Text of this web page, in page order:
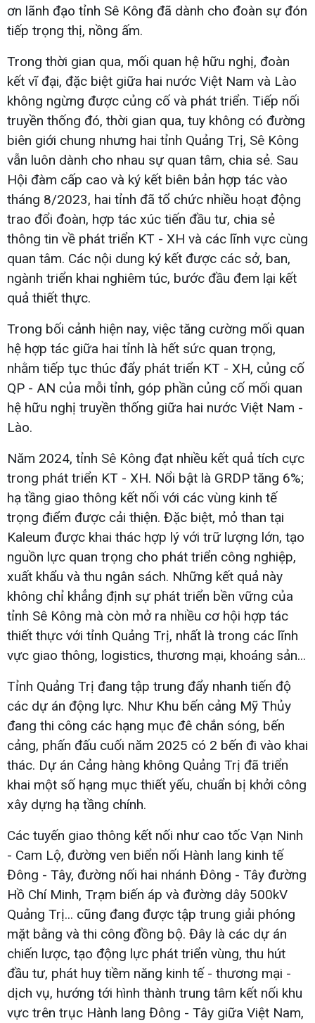
ơn lãnh đạo tỉnh Sê Kông đã dành cho đoàn sự đón
tiếp trọng thị, nồng ấm.
Trong thời gian qua, mối quan hệ hữu nghị, đoàn
kết vĩ đại, đặc biệt giữa hai nước Việt Nam và Lào
không ngừng được củng cố và phát triển. Tiếp nối
truyền thống đó, thời gian qua, tuy không có đường
biên giới chung nhưng hai tỉnh Quảng Trị, Sê Kông
vẫn luôn dành cho nhau sự quan tâm, chia sẻ. Sau
Hội đàm cấp cao và ký kết biên bản hợp tác vào
tháng 8/2023, hai tỉnh đã tổ chức nhiều hoạt động
trao đổi đoàn, hợp tác xúc tiến đầu tư, chia sẻ
thông tin về phát triển KT - XH và các lĩnh vực cùng
quan tâm. Các nội dung ký kết được các sở, ban,
ngành triển khai nghiêm túc, bước đầu đem lại kết
quả thiết thực.
Trong bối cảnh hiện nay, việc tăng cường mối quan
hệ hợp tác giữa hai tỉnh là hết sức quan trọng,
nhằm tiếp tục thúc đẩy phát triển KT - XH, củng cố
QP - AN của mỗi tỉnh, góp phần củng cố mối quan
hệ hữu nghị truyền thống giữa hai nước Việt Nam -
Lào.
Năm 2024, tỉnh Sê Kông đạt nhiều kết quả tích cực
trong phát triển KT - XH. Nổi bật là GRDP tăng 6%;
hạ tầng giao thông kết nối với các vùng kinh tế
trọng điểm được cải thiện. Đặc biệt, mỏ than tại
Kaleum được khai thác hợp lý với trữ lượng lớn, tạo
nguồn lực quan trọng cho phát triển công nghiệp,
xuất khẩu và thu ngân sách. Những kết quả này
không chỉ khẳng định sự phát triển bền vững của
tỉnh Sê Kông mà còn mở ra nhiều cơ hội hợp tác
thiết thực với tỉnh Quảng Trị, nhất là trong các lĩnh
vực giao thông, logistics, thương mại, khoáng sản...
Tỉnh Quảng Trị đang tập trung đẩy nhanh tiến độ
các dự án động lực. Như Khu bến cảng Mỹ Thủy
đang thi công các hạng mục đê chắn sóng, bến
cảng, phấn đấu cuối năm 2025 có 2 bến đi vào khai
thác. Dự án Cảng hàng không Quảng Trị đã triển
khai một số hạng mục thiết yếu, chuẩn bị khởi công
xây dựng hạ tầng chính.
Các tuyến giao thông kết nối như cao tốc Vạn Ninh
- Cam Lộ, đường ven biển nối Hành lang kinh tế
Đông - Tây, đường nối hai nhánh Đông - Tây đường
Hồ Chí Minh, Trạm biến áp và đường dây 500kV
Quảng Trị... cũng đang được tập trung giải phóng
mặt bằng và thi công đồng bộ. Đây là các dự án
chiến lược, tạo động lực phát triển vùng, thu hút
đầu tư, phát huy tiềm năng kinh tế - thương mại -
dịch vụ, hướng tới hình thành trung tâm kết nối khu
vực trên trục Hành lang Đông - Tây giữa Việt Nam,